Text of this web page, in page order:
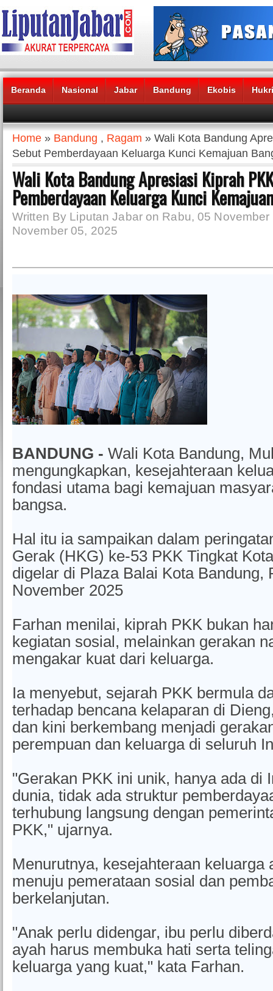
Beranda Nasional Jabar Bandung Ekobis
Headlines News :
Home » Bandung , Ragam » Wali Kota Bandung
Sebut Pemberdayaan Keluarga Kunci Kemajuan
Wali Kota Bandung Apresiasi Kiprah
Pemberdayaan Keluarga Kunci
Written By Liputan Jabar on Rabu, 05
November 05, 2025
BANDUNG - Wali Kota Bandung,
mengungkapkan, kesejahteraan
fondasi utama bagi kemajuan
bangsa.
Hal itu ia sampaikan dalam
Gerak (HKG) ke-53 PKK Tingkat
digelar di Plaza Balai Kota Bandung,
November 2025
Farhan menilai, kiprah PKK bukan
kegiatan sosial, melainkan gerakan
mengakar kuat dari keluarga.
Ia menyebut, sejarah PKK bermula
terhadap bencana kelaparan di
dan kini berkembang menjadi
perempuan dan keluarga di seluruh
"Gerakan PKK ini unik, hanya ada di
dunia, tidak ada struktur
terhubung langsung dengan
PKK," ujarnya.
Menurutnya, kesejahteraan keluarga
menuju pemerataan sosial dan
berkelanjutan.
"Anak perlu didengar, ibu perlu
ayah harus membuka hati serta
keluarga yang kuat," kata Farhan.